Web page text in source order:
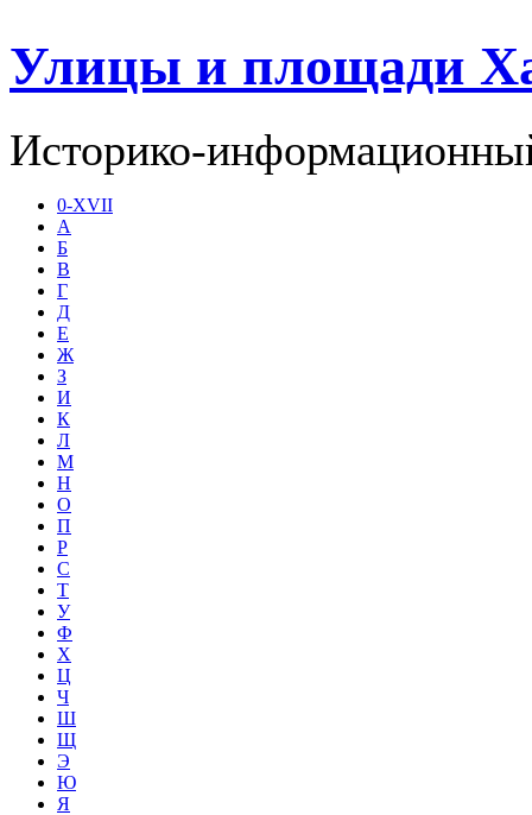
Улицы и площади
Историко-
0-XVII
А
Б
В
Г
Д
Е
Ж
З
И
К
Л
М
Н
О
П
Р
С
Т
У
Ф
Х
Ц
Ч
Ш
Щ
Э
Ю
Я